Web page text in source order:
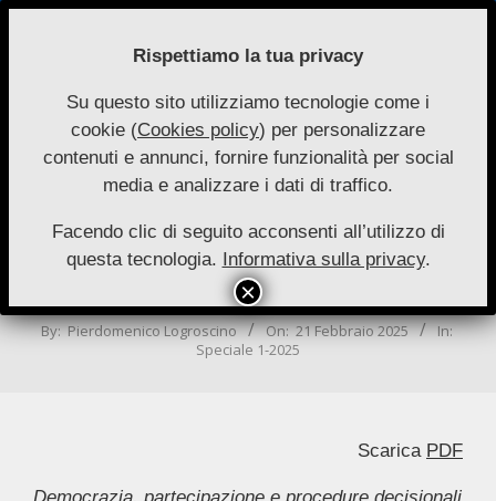
Skip
Nuove
Autonomie
Primary
Navigation
Menu
rappresentanza politica: tra moti
confluenti e profili d’inversione
sostanziale
By: Pierdomenico Logroscino On: 21 Febbraio 2025
In:
Speciale 1-2025
Scarica PDF
Rispettiamo la tua privacy
Su questo sito utilizziamo tecnologie come i
cookie (Cookies policy) per personalizzare
contenuti e annunci, fornire funzionalità per social
media e analizzare i dati di traffico.
Facendo clic di seguito acconsenti all’utilizzo di
questa tecnologia. Informativa sulla privacy.